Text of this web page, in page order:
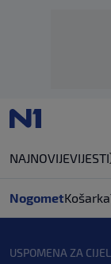
NAJNOVIJEVIJESTI
NogometKošarka
USPOMENA ZA